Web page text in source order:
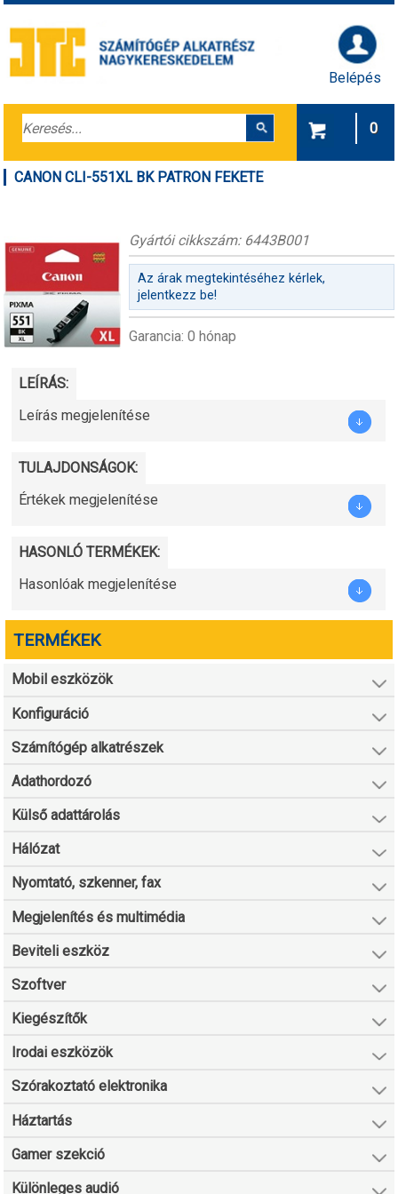
Belépés
0
CANON CLI-551XL BK PATRON FEKETE
Gyártói cikkszám: 6443B001
Az árak megtekintéséhez kérlek,
jelentkezz be!
Garancia: 0 hónap
LEÍRÁS:
Leírás megjelenítése
TULAJDONSÁGOK:
Értékek megjelenítése
HASONLÓ TERMÉKEK:
Hasonlóak megjelenítése
TERMÉKEK
Mobil eszközök
Konfiguráció
Számítógép alkatrészek
Adathordozó
Külső adattárolás
Hálózat
Nyomtató, szkenner, fax
Megjelenítés és multimédia
Beviteli eszköz
Szoftver
Kiegészítők
Irodai eszközök
Szórakoztató elektronika
Háztartás
Gamer szekció
Különleges audió